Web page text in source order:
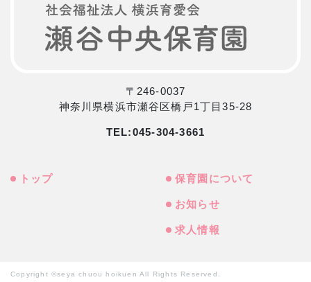
〒246-0037
神奈川県横浜市瀬谷区橋戸1丁目35-28
TEL:045-304-3661
トップ 保育園について
お知らせ
求人情報
Copyright ©seya chuou hoikuen All Rights Reserved.